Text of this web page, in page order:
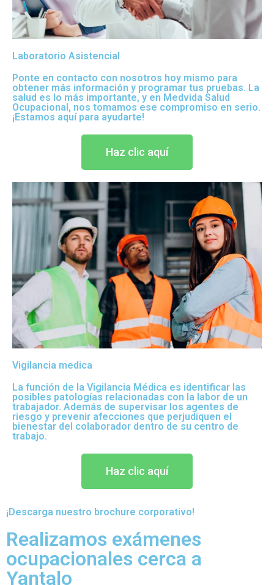
Laboratorio Asistencial
Ponte en contacto con nosotros hoy mismo para
obtener más información y programar tus pruebas. La
salud es lo más importante, y en Medvida Salud
Ocupacional, nos tomamos ese compromiso en serio.
¡Estamos aquí para ayudarte!
Haz clic aquí
Vigilancia medica
La función de la Vigilancia Médica es identificar las
posibles patologías relacionadas con la labor de un
trabajador. Además de supervisar los agentes de
riesgo y prevenir afecciones que perjudiquen el
bienestar del colaborador dentro de su centro de
trabajo.
Haz clic aquí
¡Descarga nuestro brochure corporativo!
Realizamos exámenes
ocupacionales cerca a
Yantalo